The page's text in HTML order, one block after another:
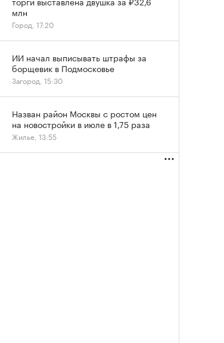
млн
Город, 17:20
ИИ начал выписывать штрафы за
борщевик в Подмосковье
Загород, 15:30
Назван район Москвы с ростом цен
на новостройки в июле в 1,75 раза
Жилье, 13:55